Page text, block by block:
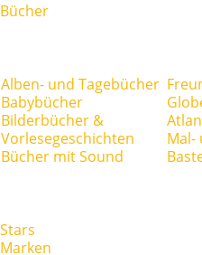
Bücher
Alben- und Tagebücher
Babybücher
Bilderbücher &
Vorlesegeschichten
Bücher mit Sound
Mal-
Stars
Marken